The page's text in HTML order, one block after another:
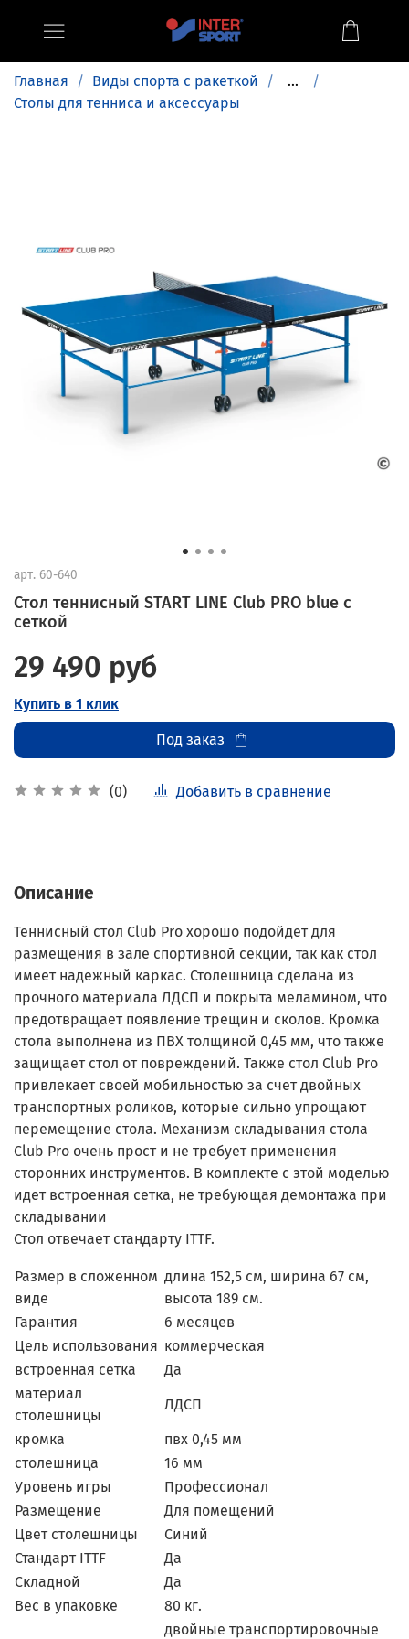
Главная Виды спорта с ракеткой
...
Столы для тенниса и аксессуары
арт. 60-640
Стол теннисный START LINE Club PRO blue с
сеткой
(0) Добавить в сравнение
29 490 руб
Купить в 1 клик
Под заказ
Описание
Теннисный стол Club Pro хорошо подойдет для
размещения в зале спортивной секции, так как стол
имеет надежный каркас. Столешница сделана из
прочного материала ЛДСП и покрыта меламином, что
предотвращает появление трещин и сколов. Кромка
стола выполнена из ПВХ толщиной 0,45 мм, что также
защищает стол от повреждений. Также стол Club Pro
привлекает своей мобильностью за счет двойных
транспортных роликов, которые сильно упрощают
перемещение стола. Механизм складывания стола
Club Pro очень прост и не требует применения
сторонних инструментов. В комплекте с этой моделью
идет встроенная сетка, не требующая демонтажа при
складывании
Стол отвечает стандарту ITTF.
Размер в сложенном
виде
длина 152,5 см, ширина 67 см,
высота 189 см.
Гарантия
6 месяцев
Цель использования коммерческая
встроенная сетка
Да
материал
столешницы
ЛДСП
кромка
пвх 0,45 мм
столешница
16 мм
Уровень игры
Профессионал
Размещение
Для помещений
Цвет столешницы
Синий
Стандарт ITTF
Да
Складной
Да
Вес в упаковке
80 кг.
двойные транспортировочные